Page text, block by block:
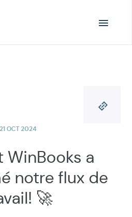
WinBooks a
notre flux de
🚀
21 OCT 2024